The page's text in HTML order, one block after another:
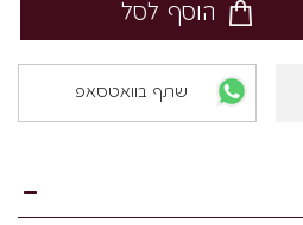
הוסף לסל
שתף בוואטסאפ